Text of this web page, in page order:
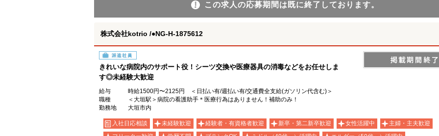
この求人の応募期間は既に終了しております。
株式会社kotrio /●NG-H-1875612
派遣社員
きれいな病院内のサポート役！シーツ交換や医療器具の消毒などをお任せしま
す◎未経験大歓迎
給与
時給1500円〜2125円 ＜日払い有/週払い有/交通費全支給(ガソリン代含む)＞
職種
＜大垣駅＞病院の看護助手＊医療行為はありません！補助のみ！
勤務地
大垣市内
入社日応相談 未経験歓迎 経験者・有資格者歓迎 新卒・第二新卒歓迎 女性活躍中
主婦・主夫歓迎